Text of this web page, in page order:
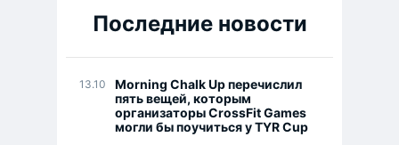
Последние новости
13.10
Morning Chalk Up перечислил
пять вещей, которым
организаторы CrossFit Games
могли бы поучиться у TYR Cup